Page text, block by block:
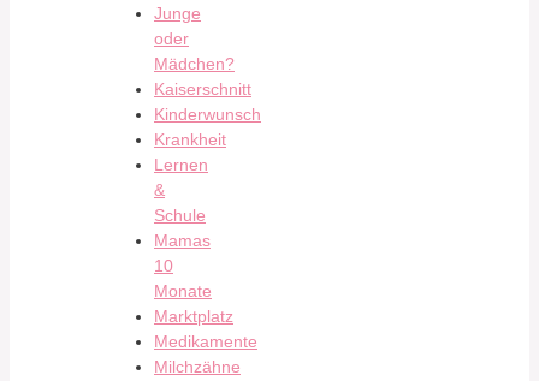
Junge
oder
Mädchen?
Kaiserschnitt
Kinderwunsch
Krankheit
Lernen
&
Schule
Mamas
10
Monate
Marktplatz
Medikamente
Milchzähne